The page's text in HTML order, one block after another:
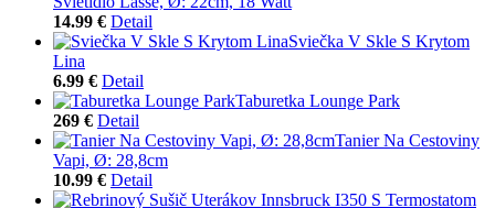
14.99 € Detail
Sviečka V Skle S Krytom
Lina
6.99 € Detail
Taburetka Lounge Park
269 € Detail
Tanier Na Cestoviny
Vapi, Ø: 28,8cm
10.99 € Detail